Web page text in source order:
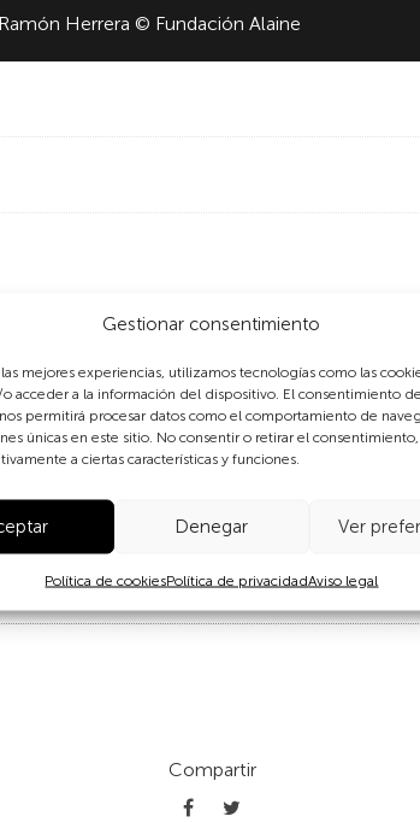
Gestionar consentimiento
mejores experiencias, utilizamos tecnologías como las
acceder a la información del dispositivo. El consentimiento
permitirá procesar datos como el comportamiento de
únicas en este sitio. No consentir o retirar el
a ciertas características y funciones.
Denegar Ver
Política de cookiesPolítica de privacidadAviso legal
Herrera © Fundación Alaine
de la fuente y con estricta economía de
madres, cuya exigencia de tiempo aumenta
anticonceptivos (el 15%), manteniendo
1990 y 2015.
Compartir